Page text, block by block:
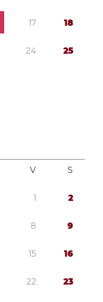
17 18
24 25
V S
1 2
8 9
15 16
22 23